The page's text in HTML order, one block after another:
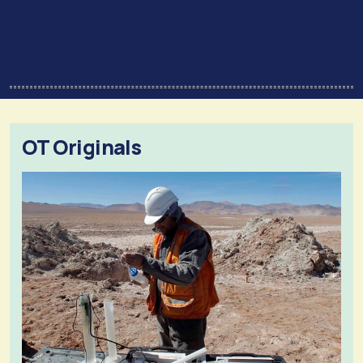
OT Originals